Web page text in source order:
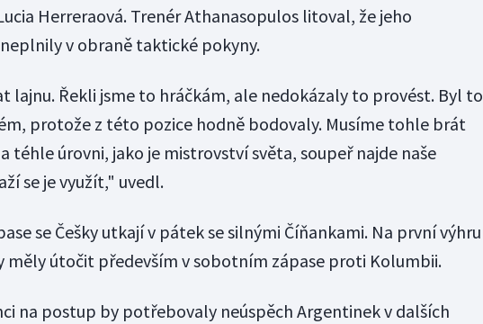
Herreraová. Trenér Athanasopulos litoval, že jeho
v obraně taktické pokyny.
lajnu. Řekli jsme to hráčkám, ale nedokázaly to provést. Byl to
protože z této pozice hodně bodovaly. Musíme tohle brát
téhle úrovni, jako je mistrovství světa, soupeř najde naše
se je využít," uvedl.
se Češky utkají v pátek se silnými Číňankami. Na první výhru
měly útočit především v sobotním zápase proti Kolumbii.
na postup by potřebovaly neúspěch Argentinek v dalších